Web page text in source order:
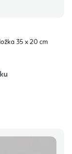
35 x 20 cm